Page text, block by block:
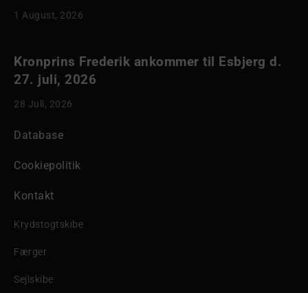
1 August, 2026
Kronprins Frederik ankommer til Esbjerg d.
27. juli, 2026
28 Juli, 2026
Database
Cookiepolitik
Kontakt
Krydstogtskibe
Færger
Sejlskibe